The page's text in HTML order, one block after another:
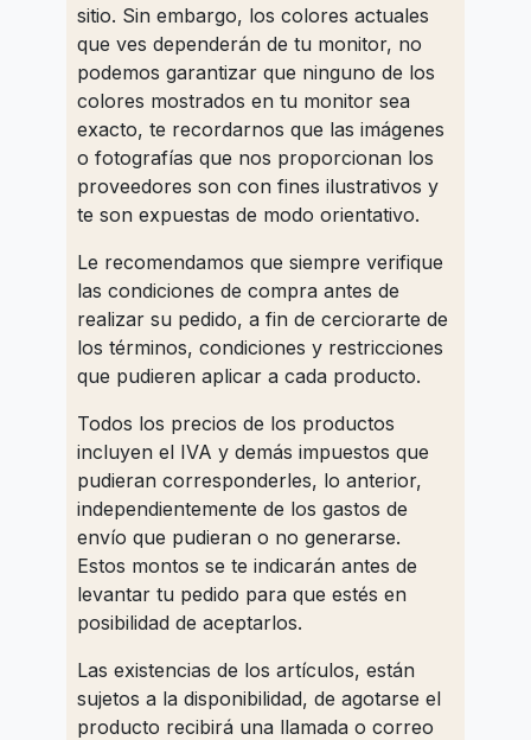
sitio. Sin embargo, los colores actuales
que ves dependerán de tu monitor, no
podemos garantizar que ninguno de los
colores mostrados en tu monitor sea
exacto, te recordarnos que las imágenes
o fotografías que nos proporcionan los
proveedores son con fines ilustrativos y
te son expuestas de modo orientativo.
Le recomendamos que siempre verifique
las condiciones de compra antes de
realizar su pedido, a fin de cerciorarte de
los términos, condiciones y restricciones
que pudieren aplicar a cada producto.
Todos los precios de los productos
incluyen el IVA y demás impuestos que
pudieran corresponderles, lo anterior,
independientemente de los gastos de
envío que pudieran o no generarse.
Estos montos se te indicarán antes de
levantar tu pedido para que estés en
posibilidad de aceptarlos.
Las existencias de los artículos, están
sujetos a la disponibilidad, de agotarse el
producto recibirá una llamada o correo